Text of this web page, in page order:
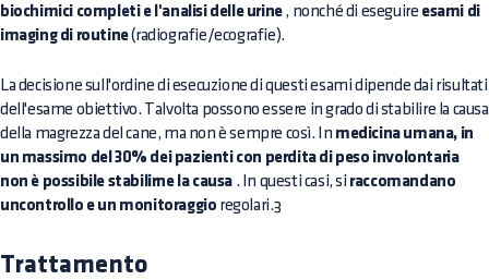
biochimici completi e l'analisi delle urine, nonché di eseguire esami di
imaging di routine(radiografie/ecografie).
La decisione sull'ordine di esecuzione di questi esami dipende dai risultati
dell'esame obiettivo. Talvolta possono essere in grado di stabilire la causa
della magrezza del cane, ma non è sempre così. In medicina umana, in
un massimo del 30% dei pazienti con perdita di peso involontaria
non è possibile stabilirne la causa . In questi casi, si raccomandano
uncontrollo e un monitoraggio regolari.3
Trattamento